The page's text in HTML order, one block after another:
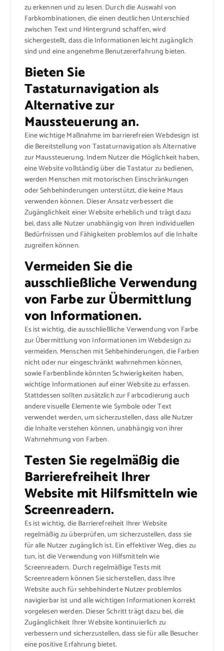
zu erkennen und zu lesen. Durch die Auswahl von
Farbkombinationen, die einen deutlichen Unterschied
zwischen Text und Hintergrund schaffen, wird
sichergestellt, dass die Informationen leicht zugänglich
sind und eine angenehme Benutzererfahrung bieten.
Bieten Sie
Tastaturnavigation als
Alternative zur
Maussteuerung an.
Eine wichtige Maßnahme im barrierefreien Webdesign ist
die Bereitstellung von Tastaturnavigation als Alternative
zur Maussteuerung. Indem Nutzer die Möglichkeit haben,
eine Website vollständig über die Tastatur zu bedienen,
werden Menschen mit motorischen Einschränkungen
oder Sehbehinderungen unterstützt, die keine Maus
verwenden können. Dieser Ansatz verbessert die
Zugänglichkeit einer Website erheblich und trägt dazu
bei, dass alle Nutzer unabhängig von ihren individuellen
Bedürfnissen und Fähigkeiten problemlos auf die Inhalte
zugreifen können.
Vermeiden Sie die
ausschließliche Verwendung
von Farbe zur Übermittlung
von Informationen.
Es ist wichtig, die ausschließliche Verwendung von Farbe
zur Übermittlung von Informationen im Webdesign zu
vermeiden. Menschen mit Sehbehinderungen, die Farben
nicht oder nur eingeschränkt wahrnehmen können,
sowie Farbenblinde könnten Schwierigkeiten haben,
wichtige Informationen auf einer Website zu erfassen.
Stattdessen sollten zusätzlich zur Farbcodierung auch
andere visuelle Elemente wie Symbole oder Text
verwendet werden, um sicherzustellen, dass alle Nutzer
die Inhalte verstehen können, unabhängig von ihrer
Wahrnehmung von Farben.
Testen Sie regelmäßig die
Barrierefreiheit Ihrer
Website mit Hilfsmitteln wie
Screenreadern.
Es ist wichtig, die Barrierefreiheit Ihrer Website
regelmäßig zu überprüfen, um sicherzustellen, dass sie
für alle Nutzer zugänglich ist. Ein effektiver Weg, dies zu
tun, ist die Verwendung von Hilfsmitteln wie
Screenreadern. Durch regelmäßige Tests mit
Screenreadern können Sie sicherstellen, dass Ihre
Website auch für sehbehinderte Nutzer problemlos
navigierbar ist und alle wichtigen Informationen korrekt
vorgelesen werden. Dieser Schritt trägt dazu bei, die
Zugänglichkeit Ihrer Website kontinuierlich zu
verbessern und sicherzustellen, dass sie für alle Besucher
eine positive Erfahrung bietet.